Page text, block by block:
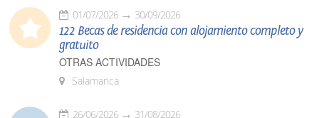
01/07/2026 30/09/2026
122 Becas de residencia con alojamiento completo y
gratuito
OTRAS ACTIVIDADES
Salamanca
26/06/2026 31/08/2026